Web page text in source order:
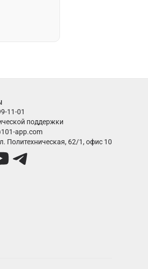
11-01
поддержки
app.com
Политехническая, 62/1, офис 10